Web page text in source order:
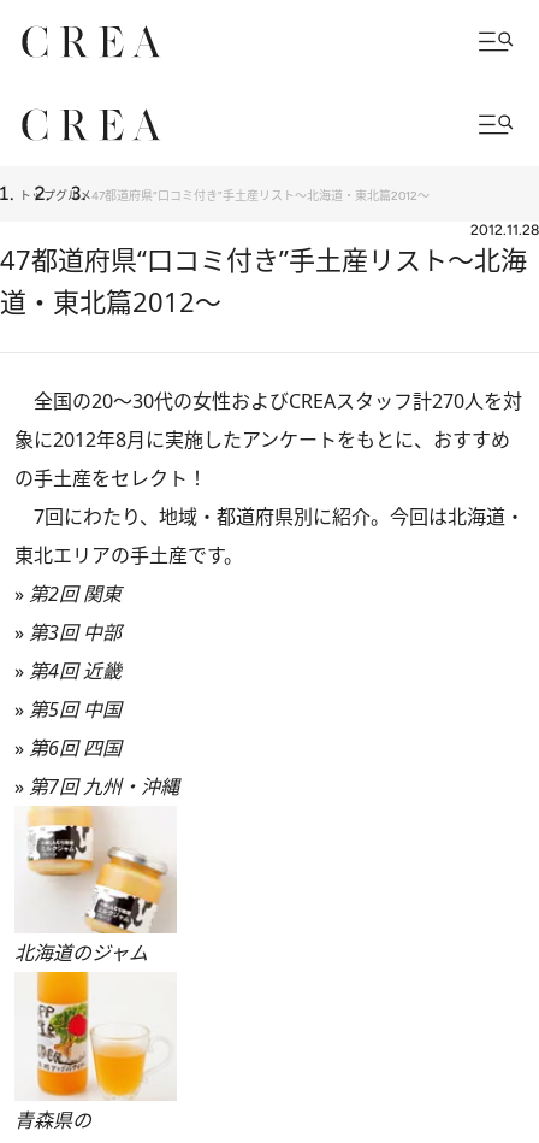
トップグルメ47都道府県“口コミ付き”手土産リスト～北海道・東北篇2012～
2012.11.28
47都道府県“口コミ付き”手土産リスト～北海
道・東北篇2012～
全国の20～30代の女性およびCREAスタッフ計270人を対
象に2012年8月に実施したアンケートをもとに、おすすめ
の手土産をセレクト！
7回にわたり、地域・都道府県別に紹介。今回は北海道・
東北エリアの手土産です。
» 第2回 関東
» 第3回 中部
» 第4回 近畿
» 第5回 中国
» 第6回 四国
» 第7回 九州・沖縄
北海道のジャム
青森県の